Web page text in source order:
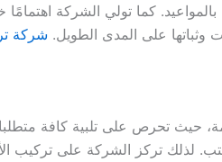
كما تولي الشركة اهتمامًا
وثباتها على المدى الطويل. شركة
حيث تحرص على تلبية كافة
لذلك تركز الشركة على تركيب